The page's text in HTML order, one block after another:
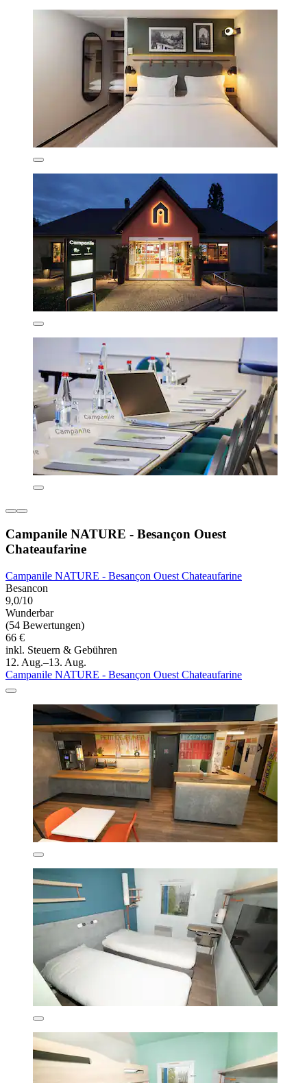
Campanile NATURE - Besançon Ouest
Chateaufarine
Campanile NATURE - Besançon Ouest Chateaufarine
Besancon
9,0/10
Wunderbar
(54 Bewertungen)
66 €
inkl. Steuern & Gebühren
12. Aug.–13. Aug.
Campanile NATURE - Besançon Ouest Chateaufarine